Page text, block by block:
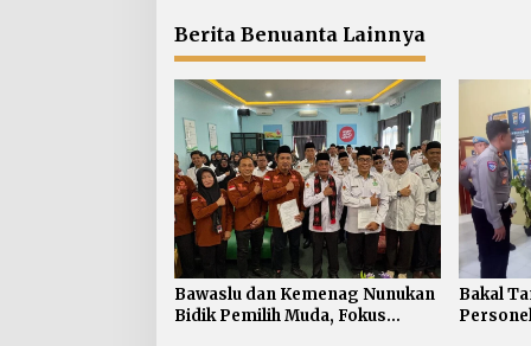
Berita Benuanta Lainnya
Bawaslu dan Kemenag Nunukan
Bidik Pemilih Muda, Fokus
Bakal